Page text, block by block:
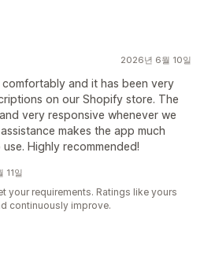
2026년 6월 10일
comfortably and it has been very
on our Shopify store. The
very responsive whenever we
makes the app much
Highly recommended!
11일
your requirements. Ratings like yours
continuously improve.